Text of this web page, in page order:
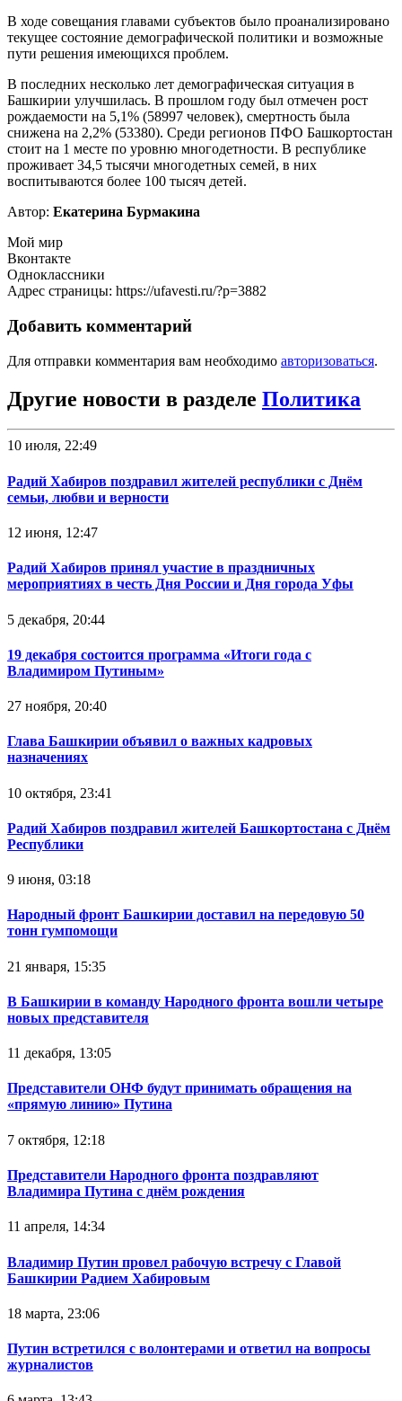
В ходе совещания главами субъектов было проанализировано
текущее состояние демографической политики и возможные
пути решения имеющихся проблем.
В последних несколько лет демографическая ситуация в
Башкирии улучшилась. В прошлом году был отмечен рост
рождаемости на 5,1% (58997 человек), смертность была
снижена на 2,2% (53380). Среди регионов ПФО Башкортостан
стоит на 1 месте по уровню многодетности. В республике
проживает 34,5 тысячи многодетных семей, в них
воспитываются более 100 тысяч детей.
Автор: Екатерина Бурмакина
Мой мир
Вконтакте
Одноклассники
Адрес страницы: https://ufavesti.ru/?p=3882
Добавить комментарий
Для отправки комментария вам необходимо авторизоваться.
Другие новости в разделе Политика
10 июля, 22:49
Радий Хабиров поздравил жителей республики с Днём
семьи, любви и верности
12 июня, 12:47
Радий Хабиров принял участие в праздничных
мероприятиях в честь Дня России и Дня города Уфы
5 декабря, 20:44
19 декабря состоится программа «Итоги года с
Владимиром Путиным»
27 ноября, 20:40
Глава Башкирии объявил о важных кадровых
назначениях
10 октября, 23:41
Радий Хабиров поздравил жителей Башкортостана с Днём
Республики
9 июня, 03:18
Народный фронт Башкирии доставил на передовую 50
тонн гумпомощи
21 января, 15:35
В Башкирии в команду Народного фронта вошли четыре
новых представителя
11 декабря, 13:05
Представители ОНФ будут принимать обращения на
«прямую линию» Путина
7 октября, 12:18
Представители Народного фронта поздравляют
Владимира Путина с днём рождения
11 апреля, 14:34
Владимир Путин провел рабочую встречу с Главой
Башкирии Радием Хабировым
18 марта, 23:06
Путин встретился с волонтерами и ответил на вопросы
журналистов